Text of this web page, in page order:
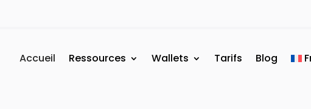
Accueil Ressources Wallets Tarifs Blog